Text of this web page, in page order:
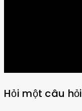
Hỏi một câu hỏi